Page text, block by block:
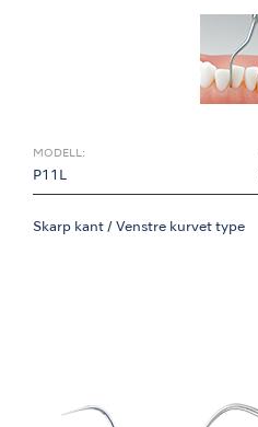
MODELL:
P11L
Skarp kant / Venstre kurvet type